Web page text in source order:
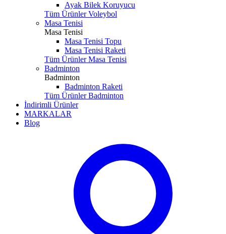
Ayak Bilek Koruyucu
Tüm Ürünler Voleybol
Masa Tenisi
Masa Tenisi
Masa Tenisi Topu
Masa Tenisi Raketi
Tüm Ürünler Masa Tenisi
Badminton
Badminton
Badminton Raketi
Tüm Ürünler Badminton
İndirimli Ürünler
MARKALAR
Blog